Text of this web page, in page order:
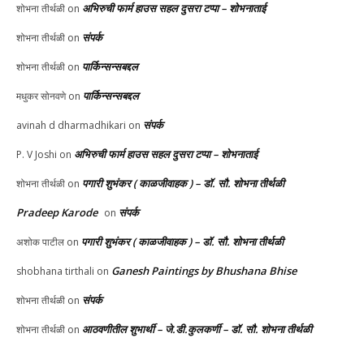
शोभना तीर्थळी on अभिरुची फार्म हाउस सहल दुसरा टप्पा – शोभनाताई
शोभना तीर्थळी on संपर्क
शोभना तीर्थळी on पार्किन्सन्सबद्दल
मधुकर सोनवणेon पार्किन्सन्सबद्दल
avinah d dharmadhikari on संपर्क
P. V Joshi on अभिरुची फार्म हाउस सहल दुसरा टप्पा – शोभनाताई
शोभना तीर्थळी on पगारी शुभंकर ( काळजीवाहक ) – डॉ. सौ. शोभना तीर्थळी
Pradeep Karode on संपर्क
अशोक पाटील on पगारी शुभंकर ( काळजीवाहक ) – डॉ. सौ. शोभना तीर्थळी
shobhana tirthali on Ganesh Paintings by Bhushana Bhise
शोभना तीर्थळी on संपर्क
शोभना तीर्थळी on आठवणीतील शुभार्थी – जे.डी.कुलकर्णी – डॉ. सौ. शोभना तीर्थळी